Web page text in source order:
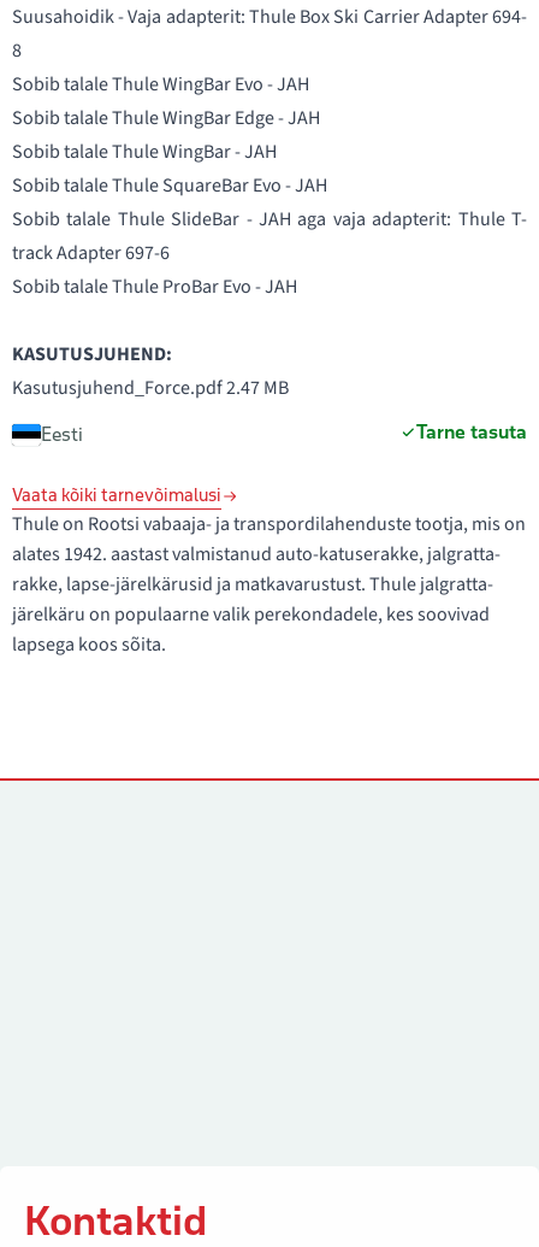
Suusahoidik - Vaja adapterit:Thule Box Ski Carrier Adapter 694-
8
Sobib talale Thule WingBar Evo - JAH
Sobib talale Thule WingBar Edge - JAH
Sobib talale Thule WingBar - JAH
Sobib talale Thule SquareBar Evo - JAH
Sobib talale Thule SlideBar - JAH aga vaja adapterit: Thule T-
track Adapter 697-6
Sobib talale Thule ProBar Evo - JAH
KASUTUSJUHEND:
Kasutusjuhend_Force.pdf2.47 MB
Eesti Tarne tasuta
Vaata kõiki tarnevõimalusi
Thule on Rootsi vabaaja- ja transpordilahenduste tootja, mis on
alates 1942. aastast valmistanud auto-katuserakke, jalgratta-
rakke, lapse-järelkärusid ja matkavarustust. Thule jalgratta-
järelkäru on populaarne valik perekondadele, kes soovivad
lapsega koos sõita.
Kontaktid